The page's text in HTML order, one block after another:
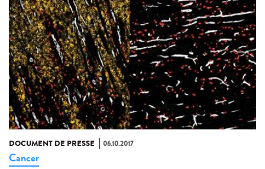
DOCUMENT DE PRESSE 06.10.2017
Cancer